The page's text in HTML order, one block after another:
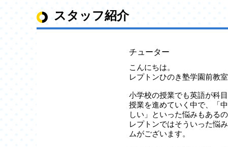
スタッフ紹介
チューター
こんにちは。
レプトンひのき塾学園前教
小学校の授業でも英語が科
授業を進めていく中で、「
しい」といった悩みもある
レプトンではそういった悩
ムがございます。